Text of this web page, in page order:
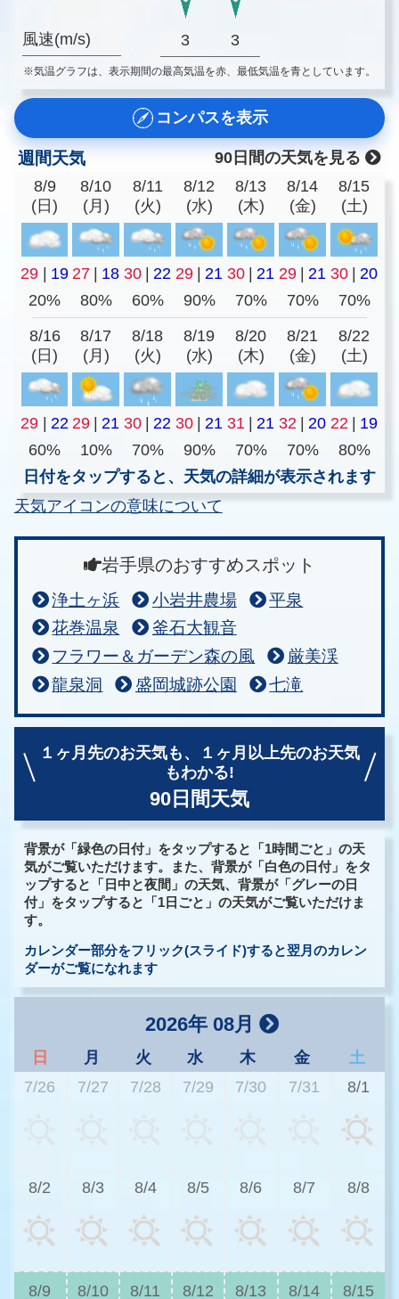
風速(m/s) 3 3
※気温グラフは、表示期間の最高気温を赤、最低気温を青としています。
コンパスを表示
週間天気
90日間の天気を見る
8/9
(日)
8/10
(月)
8/11
(火)
8/12
(水)
8/13
(木)
8/14
(金)
8/15
(土)
29 | 19 27 | 18 30 | 22 29 | 21 30 | 21 29 | 21 30 | 20
20%
80% 60% 90% 70% 70% 70%
8/16
(日)
8/17
(月)
8/18
(火)
8/19
(水)
8/20
(木)
8/21
(金)
8/22
(土)
29 | 22 29 | 21 30 | 22 30 | 21 31 | 21 32 | 20 22 | 19
60%
10% 70% 90% 70% 70%
80%
日付をタップすると、天気の詳細が表示されます
天気アイコンの意味について
岩手県のおすすめスポット
浄土ヶ浜 小岩井農場
平泉
花巻温泉
釜石大観音
フラワー＆ガーデン森の風
厳美渓
龍泉洞
盛岡城跡公園 七滝
１ヶ月先のお天気も、
１ヶ月以上先のお天気
もわかる!
90日間天気
背景が「緑色の日付」をタップすると「1時間ごと」の天
気がご覧いただけます。また、背景が「白色の日付」をタ
ップすると「日中と夜間」の天気、背景が「グレーの日
付」をタップすると「1日ごと」の天気がご覧いただけま
す。
カレンダー部分をフリック(スライド)すると翌月のカレン
ダーがご覧になれます
2026年 08月
日 月 火 水 木 金
土
7/26
7/27 7/28 7/29 7/30 7/31 8/1
8/2 8/3 8/4 8/5 8/6 8/7 8/8
8/9 8/10 8/11 8/12 8/13 8/14 8/15